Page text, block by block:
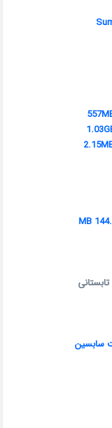
سابسین